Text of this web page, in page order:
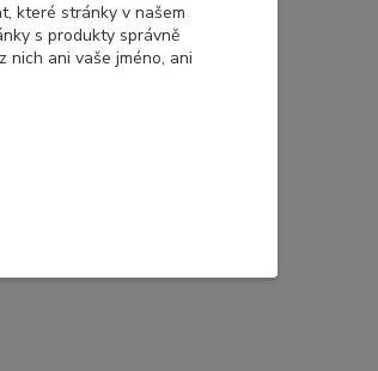
které stránky v našem
s produkty správně
nich ani vaše jméno, ani